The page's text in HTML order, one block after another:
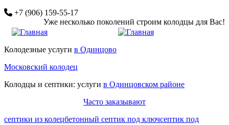
Перейти
основному
+7 (906) 159-55-17
Уже несколько поколений строим колодцы для Вас!
Колодезные услуги в Одинцово
Московский колодец
Колодцы и септики: услуги в Одинцовском районе
Часто заказывают
септики из колецбетонный септик под ключсептик под